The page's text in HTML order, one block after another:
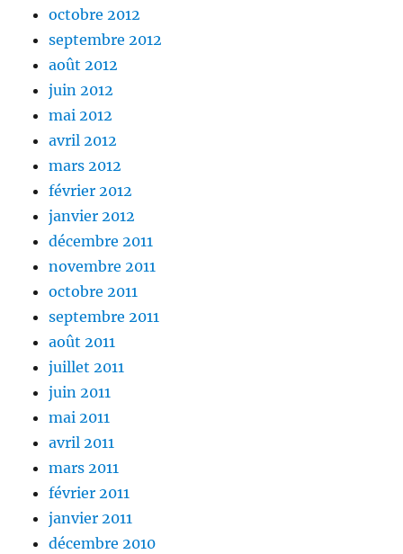
octobre 2012
septembre 2012
août 2012
juin 2012
mai 2012
avril 2012
mars 2012
février 2012
janvier 2012
décembre 2011
novembre 2011
octobre 2011
septembre 2011
août 2011
juillet 2011
juin 2011
mai 2011
avril 2011
mars 2011
février 2011
janvier 2011
décembre 2010